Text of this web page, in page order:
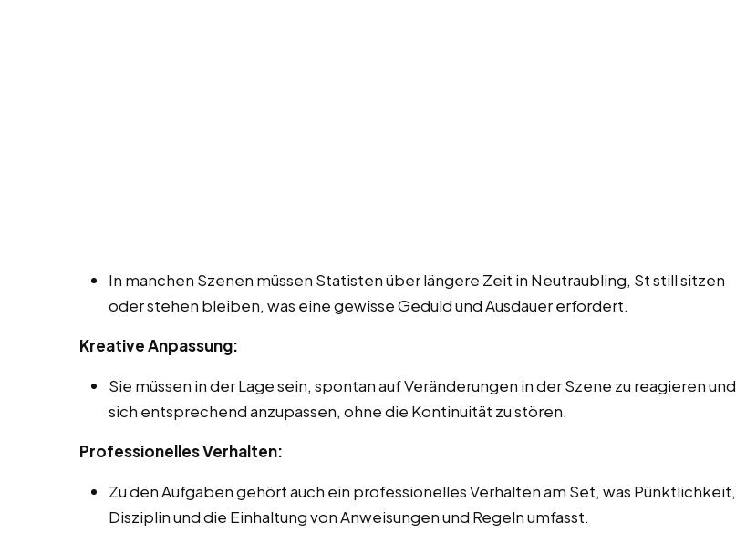
In manchen Szenen müssen Statisten über längere Zeit in Neutraubling, St still sitzen
oder stehen bleiben, was eine gewisse Geduld und Ausdauer erfordert.
Kreative Anpassung:
Sie müssen in der Lage sein, spontan auf Veränderungen in der Szene zu reagieren und
sich entsprechend anzupassen, ohne die Kontinuität zu stören.
Professionelles Verhalten:
Zu den Aufgaben gehört auch ein professionelles Verhalten am Set, was Pünktlichkeit,
Disziplin und die Einhaltung von Anweisungen und Regeln umfasst.